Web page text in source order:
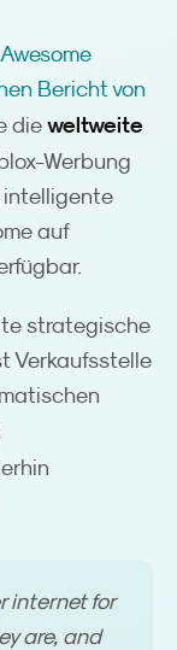
Bericht von
die weltweite
Werbung
intelligente
auf
strategische
Verkaufsstelle
internet for
are, and